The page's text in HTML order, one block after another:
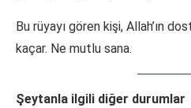
Bu rüyayı gören kişi, Allah’ın
kaçar. Ne mutlu sana.
Şeytanla ilgili diğer durumlar